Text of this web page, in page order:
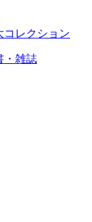
コレクション
・雑誌